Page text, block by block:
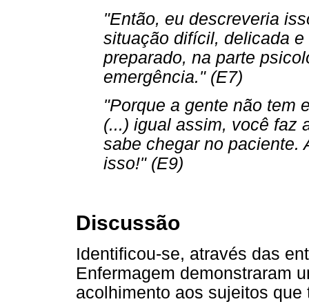
"Então, eu descreveria
situação difícil, delicada
preparado, na parte
emergência." (E7)
"Porque a gente não tem
(...) igual assim, você faz
sabe chegar no paciente.
isso!" (E9)
Discussão
Identificou-se, através das
Enfermagem demonstraram
acolhimento aos sujeitos